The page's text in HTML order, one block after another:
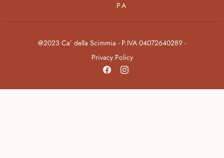
PA
@2023 Ca’ della Scimmia - P.IVA 04072640289 -
Privacy Policy